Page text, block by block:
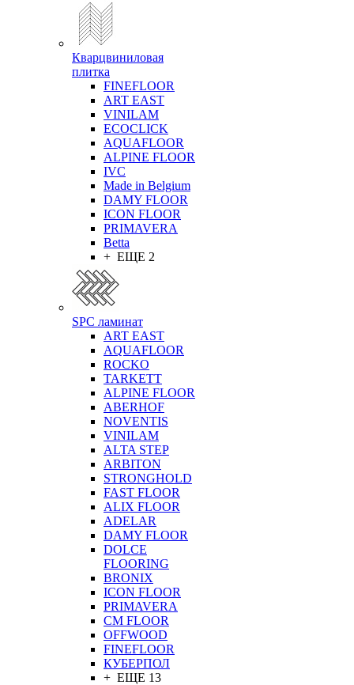
Кварцвиниловая
плитка
FINEFLOOR
ART EAST
VINILAM
ECOCLICK
AQUAFLOOR
ALPINE FLOOR
IVC
Made in Belgium
DAMY FLOOR
ICON FLOOR
PRIMAVERA
Betta
+ ЕЩЕ 2
SPC ламинат
ART EAST
AQUAFLOOR
ROCKO
TARKETT
ALPINE FLOOR
ABERHOF
NOVENTIS
VINILAM
ALTA STEP
ARBITON
STRONGHOLD
FAST FLOOR
ALIX FLOOR
ADELAR
DAMY FLOOR
DOLCE
FLOORING
BRONIX
ICON FLOOR
PRIMAVERA
CM FLOOR
OFFWOOD
FINEFLOOR
КУБЕРПОЛ
+ ЕЩЕ 13